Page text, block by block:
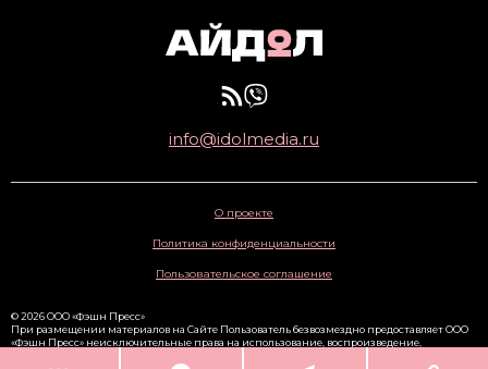
info@idolmedia.ru
О проекте
Политика конфиденциальности
Пользовательское соглашение
© 2026 ООО «Фэшн Пресс»
При размещении материалов на Сайте Пользователь безвозмездно предоставляет ООО
«Фэшн Пресс» неисключительные права на использование, воспроизведение,